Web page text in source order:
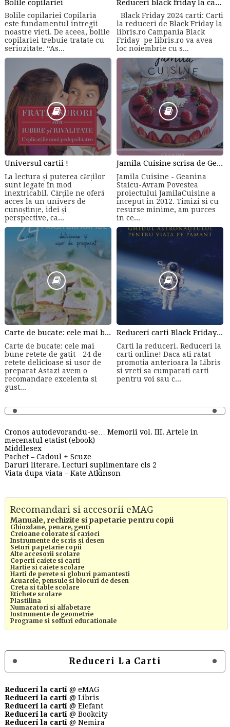
Bolile copilariei
Bolile copilariei Copilaria
este fundamentul intregii
noastre vieti. De aceea, bolile
copilariei trebuie tratate cu
seriozitate. “As...
Reduceri black friday la carti online
Black Friday 2024 carti: Carti
la reduceri de Black Friday la
libris.ro Campania Black
Friday pe libris.ro va avea
loc noiembrie cu s...
Universul cartii !
La lectura și puterea cărților
sunt legate în mod
inextricabil. Cărțile ne oferă
acces la un univers de
cunoștințe, idei și
perspective, ca...
Jamila Cuisine scrisa de Geanina Staicu-Avram
Jamila Cuisine - Geanina
Staicu-Avram Povestea
proiectului JamilaCuisine a
inceput in 2012. Timizi si cu
resurse minime, am purces
in ce...
Carte de bucate: cele mai bune retete de gatit - 24 de retete delicioase si usor de preparat de Laura Adamache
Carte de bucate: cele mai
bune retete de gatit - 24 de
retete delicioase si usor de
preparat Astazi avem o
recomandare excelenta si
gust...
Reduceri carti Black Friday :-)
Carti la reduceri. Reduceri la
carti online! Daca ati ratat
promotia anterioara la Libris
si vreti sa cumparati carti
pentru voi sau c...
Cronos autodevorandu-se… Memorii vol. III. Artele in
mecenatul etatist (ebook)
Middlesex
Pachet – Cadoul + Scuze
Daruri literare. Lecturi suplimentare cls 2
Viata dupa viata – Kate Atkinson
Recomandari si accesorii eMAG
Manuale, rechizite si papetarie pentru copii
Ghiozdane, penare, genti
Creioane colorate si carioci
Instrumente de scris si desen
Seturi papetarie copii
Alte accesorii scolare
Coperti caiete si carti
Hartie si caiete scolare
Harti de perete si globuri pamantesti
Acuarele, pensule si blocuri de desen
Creta si table scolare
Etichete scolare
Plastilina
Numaratori si alfabetare
Instrumente de geometrie
Programe si softuri educationale
Reduceri La Carti
Reduceri la carti @ eMAG
Reduceri la carti @ Libris
Reduceri la carti @ Elefant
Reduceri la carti @ Bookcity
Reduceri la carti @ Nemira